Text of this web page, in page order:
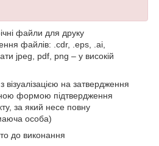
файли для друку
файлів: .cdr, .eps, .ai,
jpeg, pdf, png – у високій
на затвердження
формою підтвердження
за який несе повну
особа)
до виконання